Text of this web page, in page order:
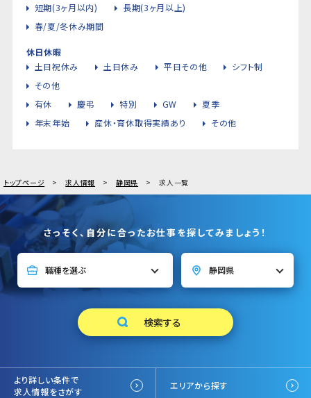
短期(3ヶ月以内)
長期(3ヶ月以上)
春/夏/冬休み期間
休日休暇
土日祝休み
土日休み 平日その他
シフト制
その他
有休
慶弔 特別 GW
夏季
年末年始
産休・育休取得実績あり その他
トップページ 求人情報 静岡県 求人一覧
さっそく、自分に合ったお仕事を探してみましょう！
より詳しい条件で
求人情報をさがす
エリアから探す